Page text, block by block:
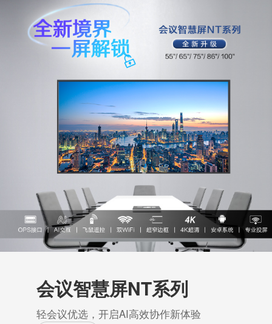
会议智慧屏NT系列
轻会议优选，开启AI高效协作新体验